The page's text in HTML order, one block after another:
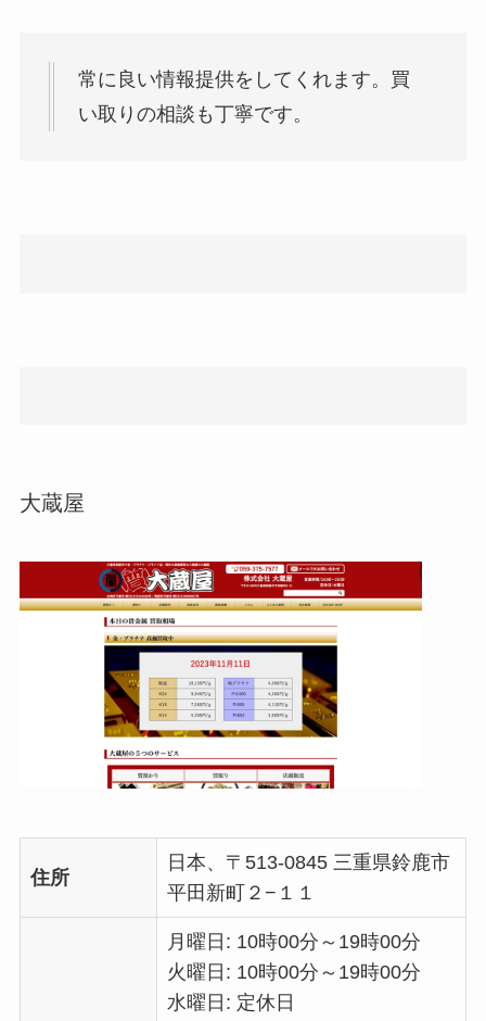
常に良い情報提供をしてくれます。買
い取りの相談も丁寧です。
大蔵屋
住所
日本、〒513-0845 三重県鈴鹿市
平田新町２−１１
月曜日: 10時00分～19時00分
火曜日: 10時00分～19時00分
水曜日: 定休日